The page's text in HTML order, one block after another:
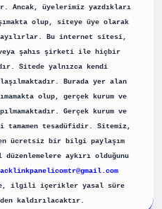
Ancak, üyelerimiz yazdıkları
olup, siteye üye olarak
Bu internet sitesi,
veya şahıs şirketi ile hiçbir
Sitede yalnızca kendi
Burada yer alan
olup, gerçek kurum ve
Gerçek kurum ve
tesadüfidir. Sitemiz,
ücretsiz bir bilgi paylaşım
aykırı olduğunu
ilgili içerikler yasal süre
kaldırılacaktır.